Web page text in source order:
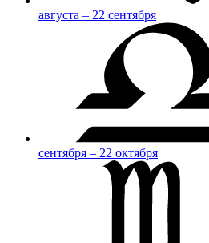
августа – 22 сентября
сентября – 22 октября